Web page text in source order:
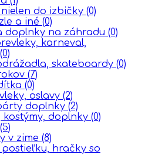
do izbičky (0)
a iné (0)
doplnky na záhradu (0)
karneval,
(0)
skateboardy (0)
(7)
(0)
oslavy (2)
doplnky (2)
kostýmy, doplnky (0)
(5)
v zime (8)
hračky so